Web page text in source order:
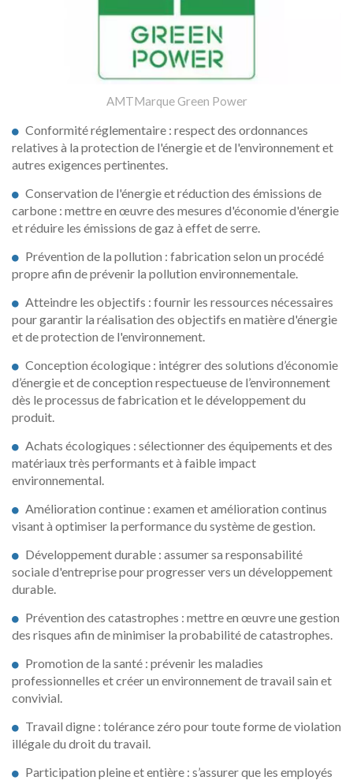
AMTMarque Green Power
Conformité réglementaire : respect des ordonnances
relatives à la protection de l'énergie et de l'environnement et
autres exigences pertinentes.
Conservation de l'énergie et réduction des émissions de
carbone : mettre en œuvre des mesures d'économie d'énergie
et réduire les émissions de gaz à effet de serre.
Prévention de la pollution : fabrication selon un procédé
propre afin de prévenir la pollution environnementale.
Atteindre les objectifs : fournir les ressources nécessaires
pour garantir la réalisation des objectifs en matière d'énergie
et de protection de l'environnement.
Conception écologique : intégrer des solutions d’économie
d’énergie et de conception respectueuse de l’environnement
dès le processus de fabrication et le développement du
produit.
Achats écologiques : sélectionner des équipements et des
matériaux très performants et à faible impact
environnemental.
Amélioration continue : examen et amélioration continus
visant à optimiser la performance du système de gestion.
Développement durable : assumer sa responsabilité
sociale d'entreprise pour progresser vers un développement
durable.
Prévention des catastrophes : mettre en œuvre une gestion
des risques afin de minimiser la probabilité de catastrophes.
Promotion de la santé : prévenir les maladies
professionnelles et créer un environnement de travail sain et
convivial.
Travail digne : tolérance zéro pour toute forme de violation
illégale du droit du travail.
Participation pleine et entière : s’assurer que les employés